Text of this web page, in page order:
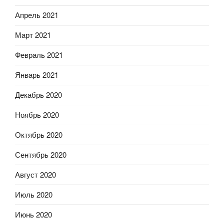
Апрель 2021
Март 2021
Февраль 2021
Январь 2021
Декабрь 2020
Ноябрь 2020
Октябрь 2020
Сентябрь 2020
Август 2020
Июль 2020
Июнь 2020